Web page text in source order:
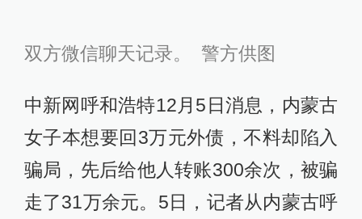
双方微信聊天记录。 警方供图
中新网呼和浩特12月5日消息，内蒙古
女子本想要回3万元外债，不料却陷入
骗局，先后给他人转账300余次，被骗
走了31万余元。5日，记者从内蒙古呼